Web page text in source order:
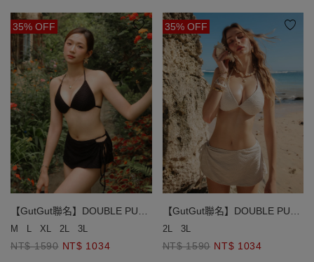
35% OFF
【GutGut聯名】DOUBLE PUSH
立體幾何織紋比基尼
M L XL 2L 3L
NT$ 1590 NT$ 1034
35% OFF
【GutGut聯名】DOUBLE PUSH
立體幾何織紋比基尼
2L 3L
NT$ 1590 NT$ 1034